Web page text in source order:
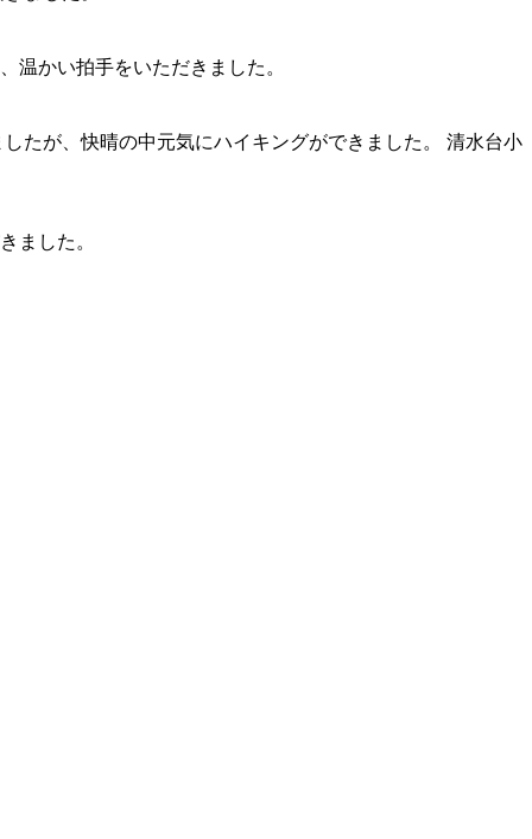
温かい拍手をいただきました。
たが、快晴の中元気にハイキングができました。 清水台小
ました。